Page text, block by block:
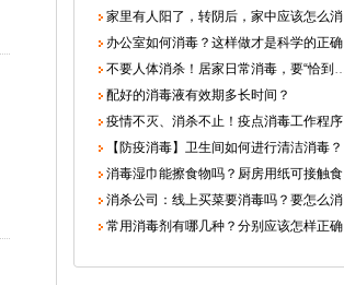
家里有人阳了，转阴后，家中应该怎么消杀消毒？
办公室如何消毒？这样做才是科学的正确的！
不要人体消杀！居家日常消毒，要“恰到好处”！
配好的消毒液有效期多长时间？
疫情不灭、消杀不止！疫点消毒工作程序和注意事项！
【防疫消毒】卫生间如何进行清洁消毒？
消毒湿巾能擦食物吗？厨房用纸可接触食物吗？纸巾里的荧光剂安全吗？
消杀公司：线上买菜要消毒吗？要怎么消毒？
常用消毒剂有哪几种？分别应该怎样正确使用？